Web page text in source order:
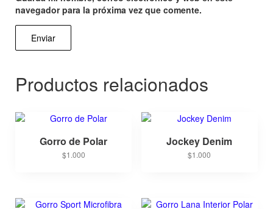
navegador para la próxima vez que comente.
Productos relacionados
Gorro de Polar
$1.000
Jockey Denim
$1.000